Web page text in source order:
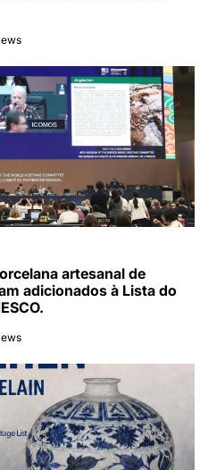
artesanal de
adicionados à Lista do